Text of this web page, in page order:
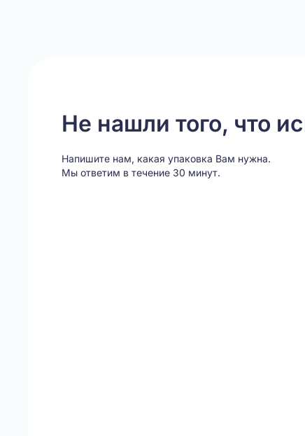
Не нашли того, что
Напишите нам, какая упаковка Вам нужна.
Мы ответим в течение 30 минут.